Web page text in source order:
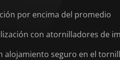
por encima del promedio
con atornilladores de
alojamiento seguro en el